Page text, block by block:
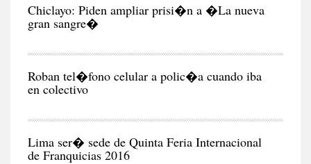
Chiclayo: Piden ampliar prisi�n a �La nueva
gran sangre�
Roban tel�fono celular a polic�a cuando iba
en colectivo
Lima ser� sede de Quinta Feria Internacional
de Franquicias 2016